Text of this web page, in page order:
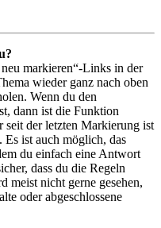
markieren“-Links in der
wieder ganz nach oben
Wenn du den
dann ist die Funktion
seit der letzten Markierung ist
Es ist auch möglich, das
du einfach eine Antwort
dass du die Regeln
meist nicht gerne gesehen,
oder abgeschlossene